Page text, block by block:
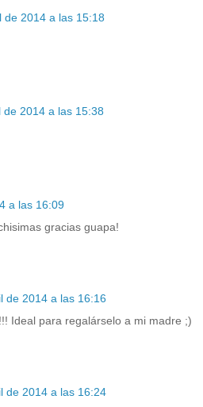
de 2014 a las 15:18
de 2014 a las 15:38
a las 16:09
gracias guapa!
de 2014 a las 16:16
Ideal para regalárselo a mi madre ;)
de 2014 a las 16:24